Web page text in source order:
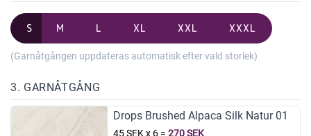
S M L XL XXL XXXL
(Garnåtgången uppdateras automatisk efter vald storlek)
3. GARNÅTGÅNG
Drops Brushed Alpaca Silk Natur 01
45 SEK x 6= 270 SEK